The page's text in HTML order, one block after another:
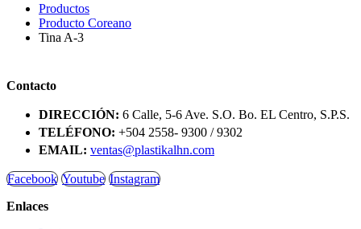
Productos
Producto Coreano
Tina A-3
Contacto
DIRECCIÓN: 6 Calle, 5-6 Ave. S.O. Bo. EL Centro, S.P.S.
TELÉFONO: +504 2558- 9300 / 9302
EMAIL: ventas@plastikalhn.com
Facebook Youtube Instagram
Enlaces